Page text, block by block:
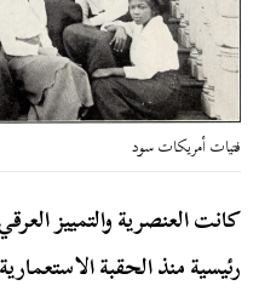
فتيات أمريكات سود
كانت العنصرية والتمييز
رئيسية منذ الحقبة